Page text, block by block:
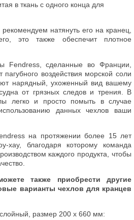
в ткань с одного конца для
натянуть его на кранец,
это также обеспечит плотное
Fendress, сделанные во Франции,
воздействия морской соли
нарядный, ухоженный вид вашему
от грязных следов и трения. В
легко и просто помыть в случае
данных чехлов ваши
на протяжении более 15 лет
хау, благодаря которому команда
каждого продукта, чтобы
также приобрести другие
варианты чехлов для кранцев
размер 200 х 660 мм: